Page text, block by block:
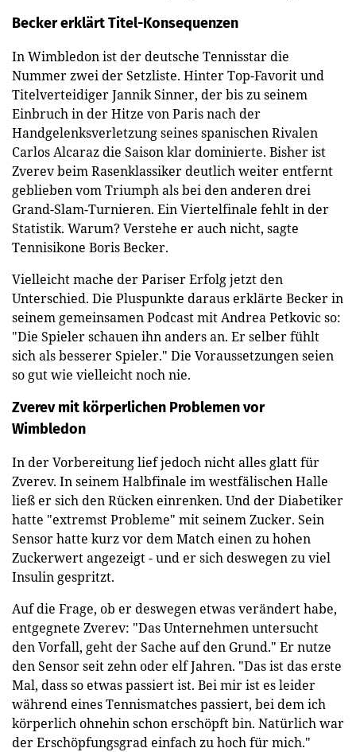
Becker erklärt Titel-Konsequenzen
In Wimbledon ist der deutsche Tennisstar die
Nummer zwei der Setzliste. Hinter Top-Favorit und
Titelverteidiger Jannik Sinner, der bis zu seinem
Einbruch in der Hitze von Paris nach der
Handgelenksverletzung seines spanischen Rivalen
Carlos Alcaraz die Saison klar dominierte. Bisher ist
Zverev beim Rasenklassiker deutlich weiter entfernt
geblieben vom Triumph als bei den anderen drei
Grand-Slam-Turnieren. Ein Viertelfinale fehlt in der
Statistik. Warum? Verstehe er auch nicht, sagte
Tennisikone Boris Becker.
Vielleicht mache der Pariser Erfolg jetzt den
Unterschied. Die Pluspunkte daraus erklärte Becker in
seinem gemeinsamen Podcast mit Andrea Petkovic so:
"Die Spieler schauen ihn anders an. Er selber fühlt
sich als besserer Spieler." Die Voraussetzungen seien
so gut wie vielleicht noch nie.
Zverev mit körperlichen Problemen vor
Wimbledon
In der Vorbereitung lief jedoch nicht alles glatt für
Zverev. In seinem Halbfinale im westfälischen Halle
ließ er sich den Rücken einrenken. Und der Diabetiker
hatte "extremst Probleme" mit seinem Zucker. Sein
Sensor hatte kurz vor dem Match einen zu hohen
Zuckerwert angezeigt - und er sich deswegen zu viel
Insulin gespritzt.
Auf die Frage, ob er deswegen etwas verändert habe,
entgegnete Zverev: "Das Unternehmen untersucht
den Vorfall, geht der Sache auf den Grund." Er nutze
den Sensor seit zehn oder elf Jahren. "Das ist das erste
Mal, dass so etwas passiert ist. Bei mir ist es leider
während eines Tennismatches passiert, bei dem ich
körperlich ohnehin schon erschöpft bin. Natürlich war
der Erschöpfungsgrad einfach zu hoch für mich."